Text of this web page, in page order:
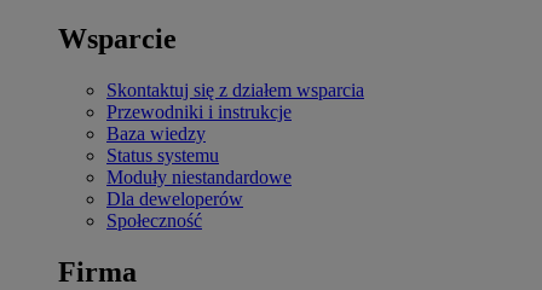
Wsparcie
Skontaktuj się z działem wsparcia
Przewodniki i instrukcje
Baza wiedzy
Status systemu
Moduły niestandardowe
Dla deweloperów
Społeczność
Firma